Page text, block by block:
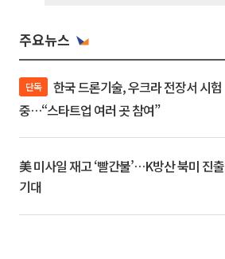
주요뉴스
단독
중…“스타트업 여러 곳 참여”
美 미사일 재고 ‘빨간불’…K방산 북미 진출
기대